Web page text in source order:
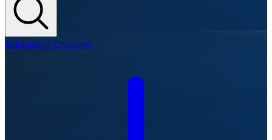
Extension Chrome